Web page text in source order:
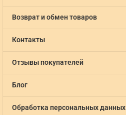
Возврат и обмен товаров
Контакты
Отзывы покупателей
Блог
Обработка персональных данных